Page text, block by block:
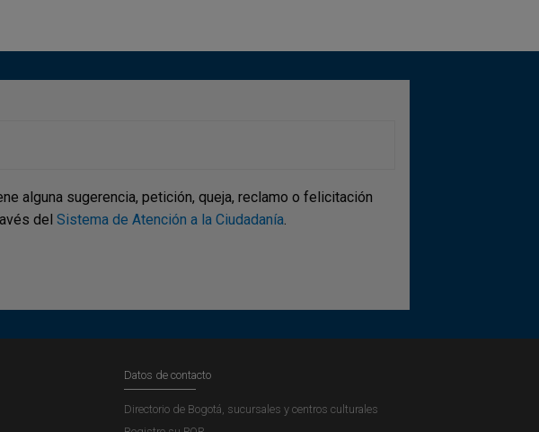
alguna sugerencia, petición, queja, reclamo o felicitación
del Sistema de Atención a la Ciudadanía.
Datos de contacto
Directorio de Bogotá, sucursales y centros culturales